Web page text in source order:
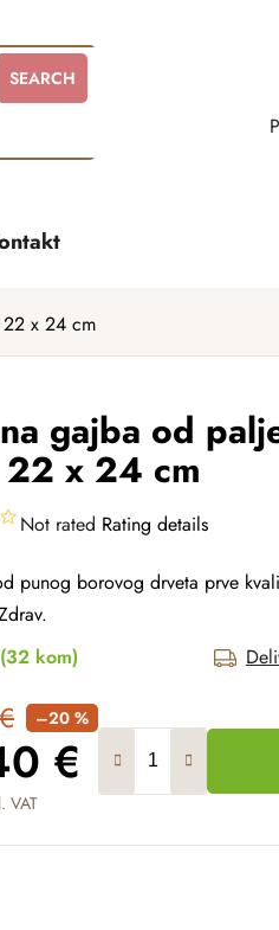
SEARCH
x 24 cm
gajba od
x 24 cm
Not rated Rating details
punog borovog drveta prve
(32 kom)
–20 %
€
VAT